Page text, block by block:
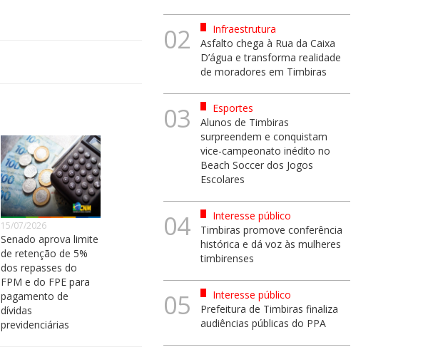
15/07/2026
Senado aprova limite
de retenção de 5%
dos repasses do
FPM e do FPE para
pagamento de
dívidas
previdenciárias
02
Infraestrutura
Asfalto chega à Rua da Caixa
D’água e transforma realidade
de moradores em Timbiras
03
Esportes
Alunos de Timbiras
surpreendem e conquistam
vice-campeonato inédito no
Beach Soccer dos Jogos
Escolares
04
Interesse público
Timbiras promove conferência
histórica e dá voz às mulheres
timbirenses
05
Interesse público
Prefeitura de Timbiras finaliza
audiências públicas do PPA